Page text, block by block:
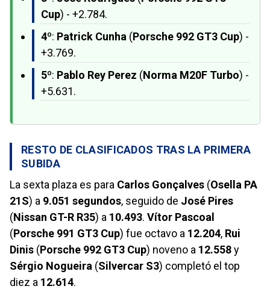
Cup) - +2.784.
4º: Patrick Cunha (Porsche 992 GT3 Cup) -
+3.769.
5º: Pablo Rey Perez (Norma M20F Turbo) -
+5.631.
RESTO DE CLASIFICADOS TRAS LA PRIMERA
SUBIDA
La sexta plaza es para Carlos Gonçalves (Osella PA
21S) a 9.051 segundos, seguido de José Pires
(Nissan GT-R R35) a 10.493. Vítor Pascoal
(Porsche 991 GT3 Cup) fue octavo a 12.204, Rui
Dinis (Porsche 992 GT3 Cup) noveno a 12.558y
Sérgio Nogueira (Silvercar S3) completó el top
diez a 12.614.